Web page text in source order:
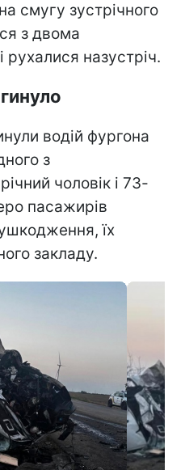
смугу зустрічного
з двома
рухалися назустріч.
водій фургона
з
чоловік і 73-
пасажирів
ушкодження, їх
закладу.